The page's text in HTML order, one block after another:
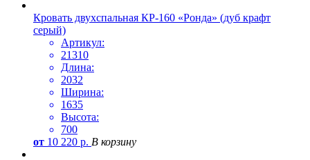
Кровать двухспальная КР-160 «Ронда» (дуб крафт
серый)
Артикул:
21310
Длина:
2032
Ширина:
1635
Высота:
700
от 10 220 р. В корзину